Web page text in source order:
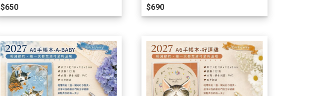
$650 $690